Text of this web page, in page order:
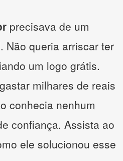
precisava de um
Não queria arriscar ter
um logo grátis.
milhares de reais
conhecia nenhum
confiança. Assista ao
ele solucionou esse